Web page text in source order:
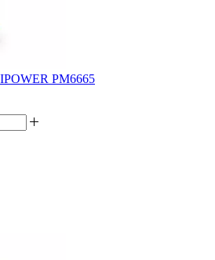
PM6665